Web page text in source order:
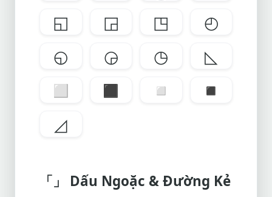
◱
◲ ◳
◴
◵
◶ ◷
◺
◻
◼ ◽
◾
◿
「」 Dấu Ngoặc & Đường Kẻ